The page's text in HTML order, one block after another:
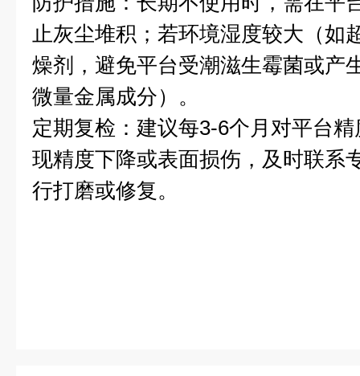
止灰尘堆积；若环境湿度较大（如
燥剂，避免平台受潮滋生霉菌或产
微量金属成分）。
定期复检：建议每3-6个月对平台
现精度下降或表面损伤，及时联系
行打磨或修复。